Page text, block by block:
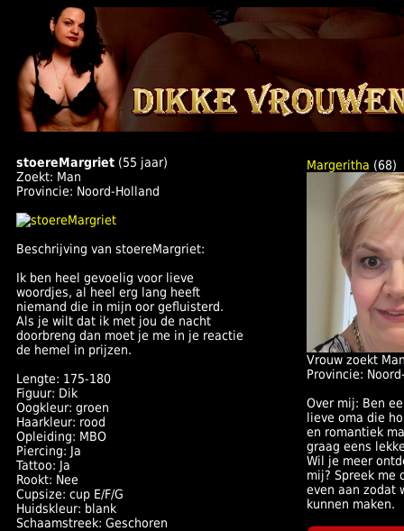
stoereMargriet (55 jaar)
Zoekt: Man
Provincie: Noord-Holland
Beschrijving van stoereMargriet:
Ik ben heel gevoelig voor lieve
woordjes, al heel erg lang heeft
niemand die in mijn oor gefluisterd.
Als je wilt dat ik met jou de nacht
doorbreng dan moet je me in je reactie
de hemel in prijzen.
Lengte: 175-180
Figuur: Dik
Oogkleur: groen
Haarkleur: rood
Opleiding: MBO
Piercing: Ja
Tattoo: Ja
Rookt: Nee
Cupsize: cup E/F/G
Huidskleur: blank
Schaamstreek: Geschoren
Margeritha (68)
Vrouw zoekt
Provincie:
Over mij: Ben
lieve oma die
en romantiek
graag eens
Wil je meer
mij? Spreek me
even aan zodat
kunnen maken.